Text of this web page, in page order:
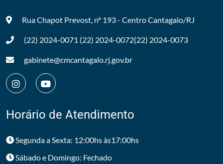
Rua Chapot Prevost, nº 193 - CentroCantagalo/RJ
(22) 2024-0071 (22) 2024-0072(22) 2024-0073
gabinete@cmcantagalo.rj.gov.br
Horário de Atendimento
Segunda a Sexta: 12:00hs às17:00hs
Sábado e Domingo: Fechado